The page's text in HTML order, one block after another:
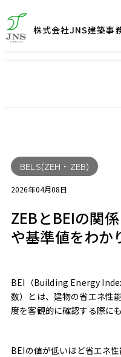
株式会社JNS建築事
BELS(ZEH・ZEB)
2026年04月08日
ZEBとBEIの関
や基準値をわか
BEI（Building Energy
数）とは、建物の省エネ性
度を客観的に確認する際にも
BEIの値が低いほど省エネ